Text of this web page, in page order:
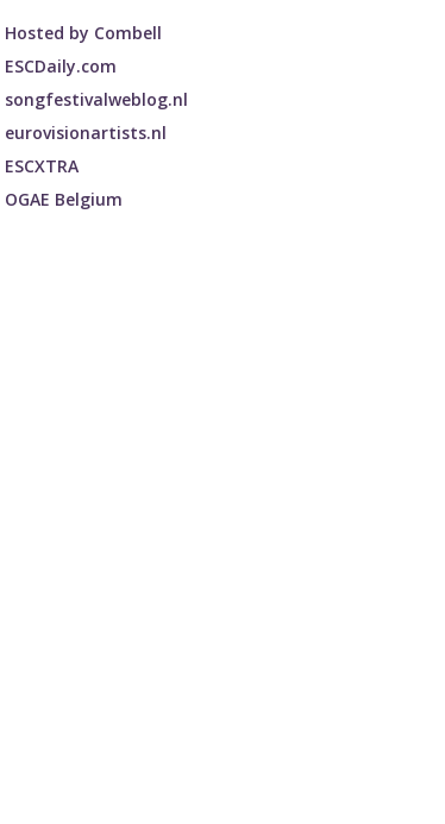
Hosted by Combell
ESCDaily.com
songfestivalweblog.nl
eurovisionartists.nl
ESCXTRA
OGAE Belgium